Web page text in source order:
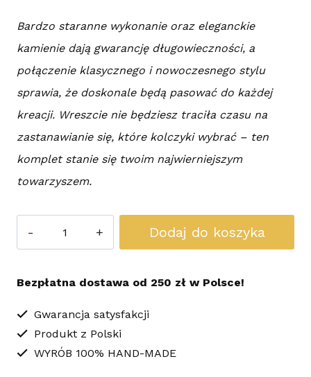
Bardzo staranne wykonanie oraz eleganckie
kamienie dają gwarancję długowieczności, a
połączenie klasycznego i nowoczesnego stylu
sprawia, że doskonale będą pasować do każdej
kreacji. Wreszcie nie będziesz traciła czasu na
zastanawianie się, które kolczyki wybrać – ten
komplet stanie się twoim najwierniejszym
towarzyszem.
Kolczyki
Black
Butterfly
Dodaj do koszyka
Bezpłatna dostawa od 250 zł w Polsce!
Gwarancja satysfakcji
Produkt z Polski
WYRÓB 100% HAND-MADE